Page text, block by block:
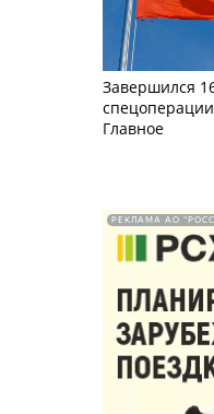
Завершился
Главное
РЕКЛАМА АО